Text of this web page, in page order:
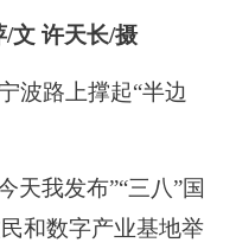
/文 许天长/摄
路上撑起“半边
我发布”“三八”国
和数字产业基地举